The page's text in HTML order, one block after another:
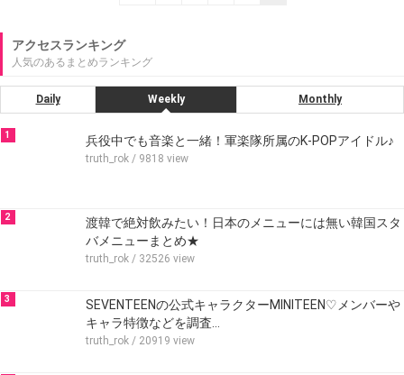
アクセスランキング
人気のあるまとめランキング
Daily Weekly Monthly
1 兵役中でも音楽と一緒！軍楽隊所属のK-POPアイドル♪
truth_rok / 9818 view
2
渡韓で絶対飲みたい！日本のメニューには無い韓国スタ
バメニューまとめ★
truth_rok / 32526 view
3
SEVENTEENの公式キャラクターMINITEEN♡メンバーや
キャラ特徴などを調査…
truth_rok / 20919 view